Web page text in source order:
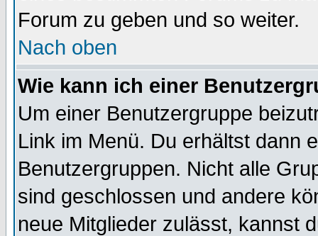
Forum zu geben und so weiter.
Nach oben
Wie kann ich einer
Um einer Benutzergruppe
Link im Menü. Du erhältst dann
Benutzergruppen. Nicht alle
sind geschlossen und andere
neue Mitglieder zulässt, kannst